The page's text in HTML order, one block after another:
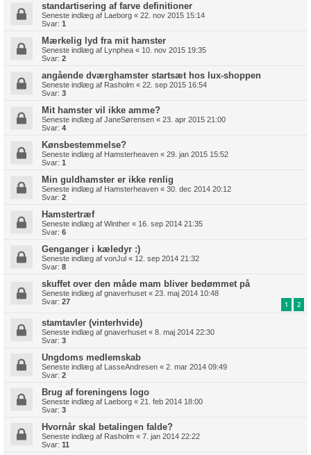
standartisering af farve definitioner
Seneste indlæg af Laeborg « 22. nov 2015 15:14
Svar: 1
Mærkelig lyd fra mit hamster
Seneste indlæg af Lynphea « 10. nov 2015 19:35
Svar: 2
angående dværghamster startsæt hos lux-shoppen
Seneste indlæg af Rasholm « 22. sep 2015 16:54
Svar: 3
Mit hamster vil ikke amme?
Seneste indlæg af JaneSørensen « 23. apr 2015 21:00
Svar: 4
Kønsbestemmelse?
Seneste indlæg af Hamsterheaven « 29. jan 2015 15:52
Svar: 1
Min guldhamster er ikke renlig
Seneste indlæg af Hamsterheaven « 30. dec 2014 20:12
Svar: 2
Hamstertræf
Seneste indlæg af Winther « 16. sep 2014 21:35
Svar: 6
Genganger i kæledyr :)
Seneste indlæg af vonJul « 12. sep 2014 21:32
Svar: 8
skuffet over den måde mam bliver bedømmet på
Seneste indlæg af gnaverhuset « 23. maj 2014 10:48
Svar: 27 1 2
stamtavler (vinterhvide)
Seneste indlæg af gnaverhuset « 8. maj 2014 22:30
Svar: 3
Ungdoms medlemskab
Seneste indlæg af LasseAndresen « 2. mar 2014 09:49
Svar: 2
Brug af foreningens logo
Seneste indlæg af Laeborg « 21. feb 2014 18:00
Svar: 3
Hvornår skal betalingen falde?
Seneste indlæg af Rasholm « 7. jan 2014 22:22
Svar: 11